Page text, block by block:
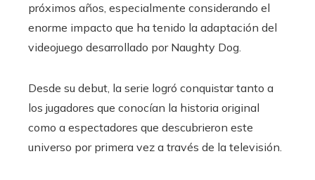
próximos años, especialmente considerando el
enorme impacto que ha tenido la adaptación del
videojuego desarrollado por Naughty Dog.
Desde su debut, la serie logró conquistar tanto a
los jugadores que conocían la historia original
como a espectadores que descubrieron este
universo por primera vez a través de la televisión.